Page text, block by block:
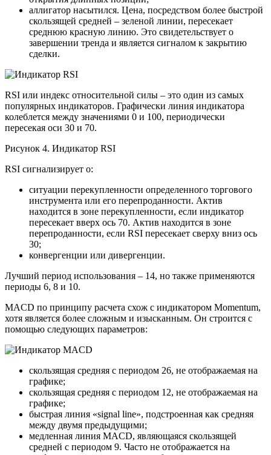
аллигатор насытился. Цена, посредством более быстрой
скользящей средней – зеленой линии, пересекает
среднюю красную линию. Это свидетельствует о
завершении тренда и является сигналом к закрытию
сделки.
RSI или индекс относительной силы – это один из самых
популярных индикаторов. Графически линия индикатора
колеблется между значениями 0 и 100, периодически
пересекая оси 30 и 70.
Рисунок 4. Индикатор RSI
RSI сигнализирует о:
ситуации перекупленности определенного торгового
инструмента или его перепроданности. Актив
находится в зоне перекупленности, если индикатор
пересекает вверх ось 70. Актив находится в зоне
перепроданности, если RSI пересекает сверху вниз ось
30;
конвергенции или дивергенции.
Лучший период использования – 14, но также применяются
периоды 6, 8 и 10.
MACD по принципу расчета схож с индикатором Momentum,
хотя является более сложным и изысканным. Он строится с
помощью следующих параметров:
скользящая средняя с периодом 26, не отображаемая на
графике;
скользящая средняя с периодом 12, не отображаемая на
графике;
быстрая линия «signal line», подстроенная как средняя
между двумя предыдущими;
медленная линия MACD, являющаяся скользящей
средней с периодом 9. Часто не отображается на